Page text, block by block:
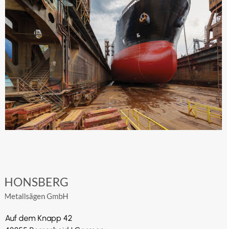
Auf dem Knapp 42